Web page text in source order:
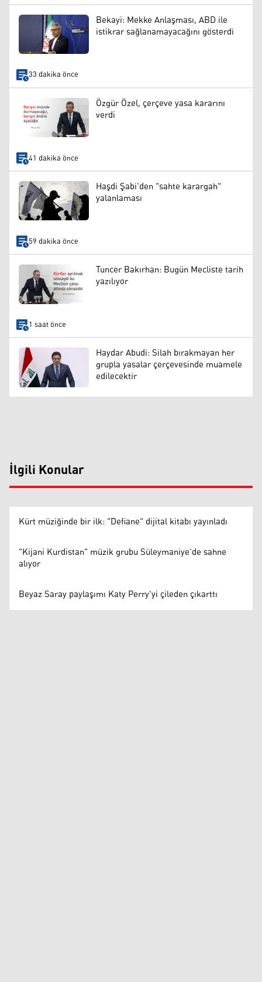
Bekayi: Mekke Anlaşması, ABD ile
istikrar sağlanamayacağını gösterdi
33 dakika önce
Özgür Özel, çerçeve yasa kararını
verdi
41 dakika önce
Haşdi Şabi'den "sahte karargah"
yalanlaması
59 dakika önce
Tuncer Bakırhan: Bugün Mecliste tarih
yazılıyor
1 saat önce
Haydar Abudi: Silah bırakmayan her
grupla yasalar çerçevesinde muamele
edilecektir
İlgili Konular
Kürt müziğinde bir ilk: "Defiane" dijital kitabı yayınladı
"Kijani Kurdistan" müzik grubu Süleymaniye’de sahne
alıyor
Beyaz Saray paylaşımı Katy Perry'yi çileden çıkarttı